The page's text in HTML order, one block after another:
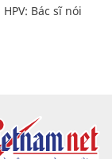
Bác sĩ nói